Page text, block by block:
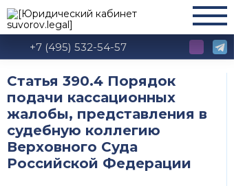
+7 (495) 532-54-57
Статья 390.4 Порядок
подачи кассационных
жалобы, представления в
судебную коллегию
Верховного Суда
Российской Федерации